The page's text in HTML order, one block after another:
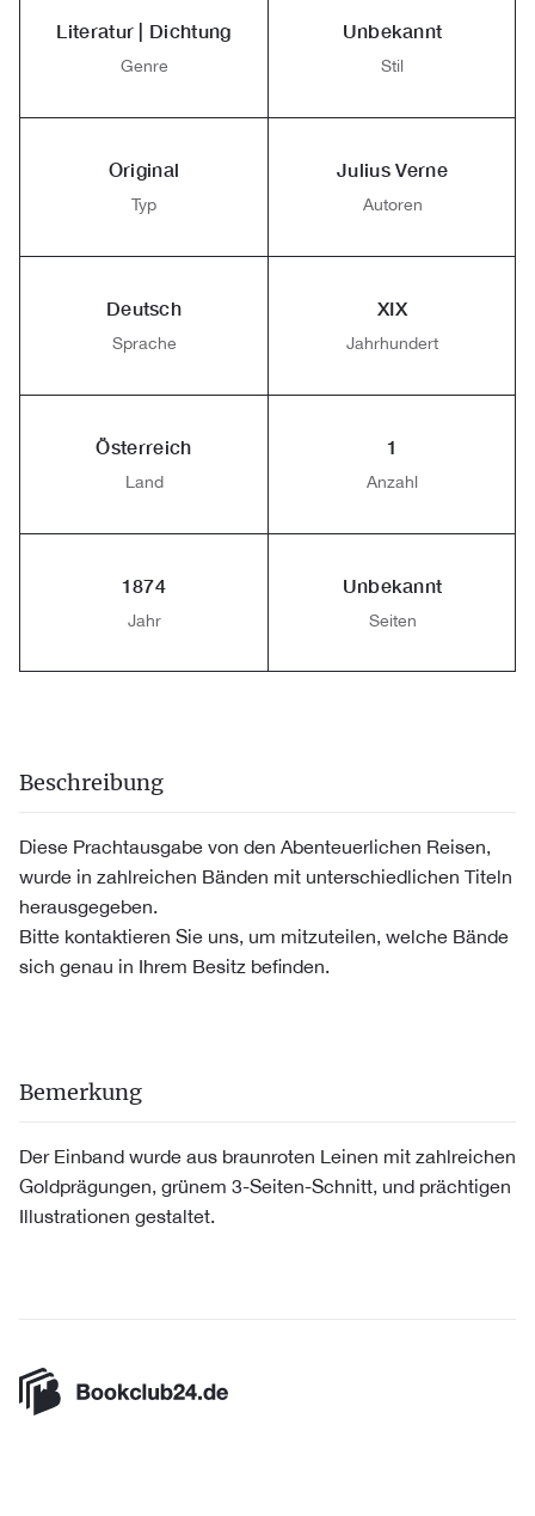
Literatur | Dichtung
Genre
Unbekannt
Stil
Original
Typ
Julius Verne
Autoren
Deutsch
Sprache
XIX
Jahrhundert
Österreich
Land
1
Anzahl
1874
Jahr
Unbekannt
Seiten
Beschreibung
Diese Prachtausgabe von den Abenteuerlichen Reisen,
wurde in zahlreichen Bänden mit unterschiedlichen Titeln
herausgegeben.
Bitte kontaktieren Sie uns, um mitzuteilen, welche Bände
sich genau in Ihrem Besitz befinden.
Bemerkung
Der Einband wurde aus braunroten Leinen mit zahlreichen
Goldprägungen, grünem 3-Seiten-Schnitt, und prächtigen
Illustrationen gestaltet.